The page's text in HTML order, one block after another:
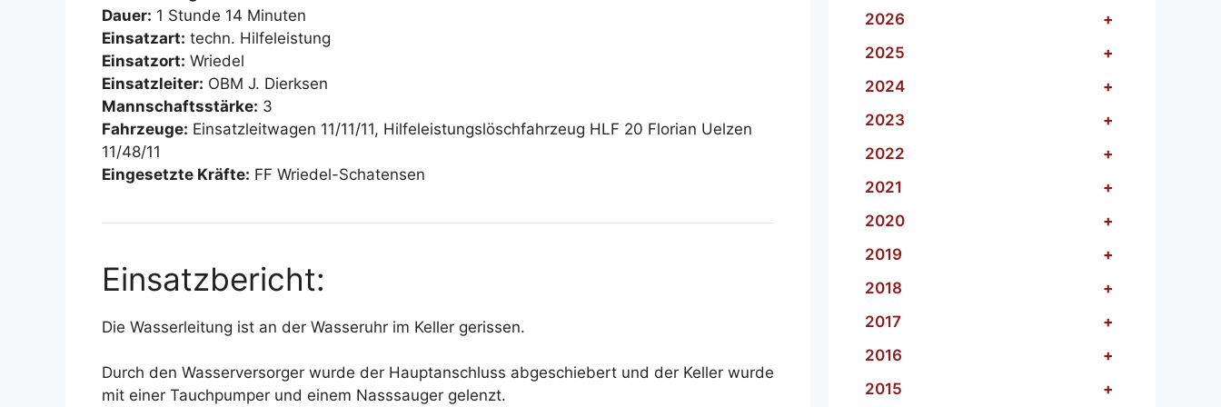
Dauer: 1 Stunde 14 Minuten
Einsatzart: techn. Hilfeleistung
Einsatzort: Wriedel
Einsatzleiter: OBM J. Dierksen
Mannschaftsstärke: 3
Fahrzeuge: Einsatzleitwagen 11/11/11, Hilfeleistungslöschfahrzeug HLF 20 Florian Uelzen
11/48/11
Eingesetzte Kräfte: FF Wriedel-Schatensen
Einsatzbericht:
Die Wasserleitung ist an der Wasseruhr im Keller gerissen.
Durch den Wasserversorger wurde der Hauptanschluss abgeschiebert und der Keller wurde
mit einer Tauchpumper und einem Nasssauger gelenzt.
2026
+
2025
+
2024
+
2023
+
2022
+
2021
+
2020
+
2019
+
2018
+
2017
+
2016
+
2015
+